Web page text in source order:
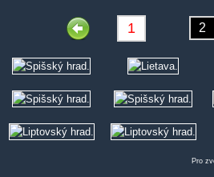
Pro